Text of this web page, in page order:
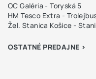
OC Galéria - Toryská 5
HM Tesco Extra -
Žel. Stanica Košice -
OSTATNÉ PREDAJNE >